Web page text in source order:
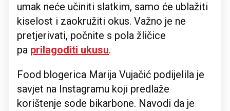
umak neće učiniti slatkim, samo će ublažiti
kiselost i zaokružiti okus. Važno je ne
pretjerivati, počnite s pola žličice
pa prilagoditi ukusu.
Food blogerica Marija Vujačić podijelila je
savjet na Instagramu koji predlaže
korištenje sode bikarbone. Navodi da je